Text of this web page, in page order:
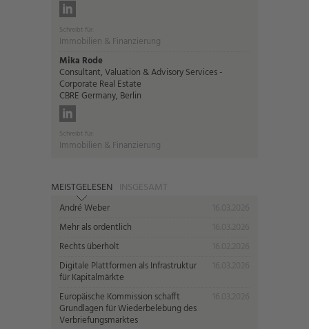
Schreibt für:
Immobilien & Finanzierung
Mika Rode
Consultant, Valuation & Advisory Services -
Corporate Real Estate
CBRE Germany, Berlin
Schreibt für:
Immobilien & Finanzierung
MEISTGELESEN INSGESAMT
André Weber
Mehr als ordentlich
Rechts überholt
Digitale Plattformen als Infrastruktur
für Kapitalmärkte
Europäische Kommission schafft
Grundlagen für Wiederbelebung des
Verbriefungsmarktes